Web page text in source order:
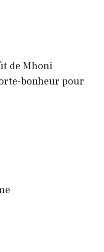
de Mhoni
bonheur pour